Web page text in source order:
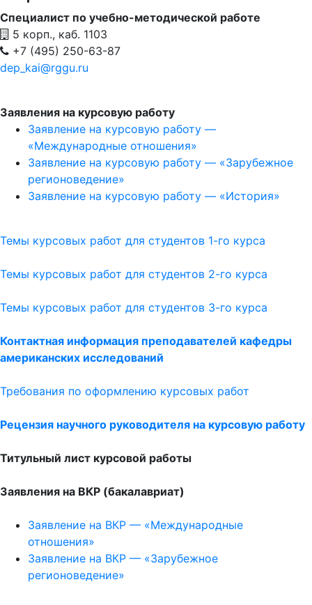
Специалист по учебно-методической работе
5 корп., каб. 1103
+7 (495) 250-63-87
dep_kai@rggu.ru
Заявления на курсовую работу
Заявление на курсовую работу —
«Международные отношения»
Заявление на курсовую работу — «Зарубежное
регионоведение»
Заявление на курсовую работу — «История»
Темы курсовых работ для студентов 1-го курса
Темы курсовых работ для студентов 2-го курса
Темы курсовых работ для студентов 3-го курса
Контактная информация преподавателей кафедры
американских исследований
Требования по оформлению курсовых работ
Рецензия научного руководителя на курсовую работу
Титульный лист курсовой работы
Заявления на ВКР (бакалавриат)
Заявление на ВКР — «Международные
отношения»
Заявление на ВКР — «Зарубежное
регионоведение»